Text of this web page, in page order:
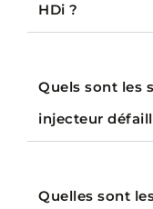
HDi ?
Quels sont les
injecteur
Quelles sont